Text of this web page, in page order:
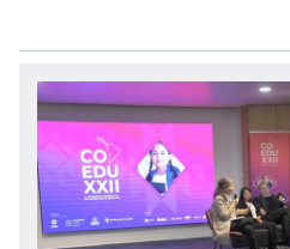
a
mi
cuenta